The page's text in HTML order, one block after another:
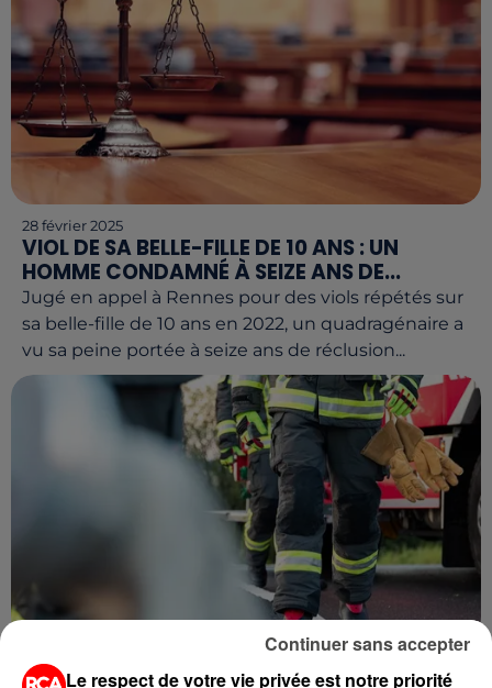
28 février 2025
VIOL DE SA BELLE-FILLE DE 10 ANS : UN
HOMME CONDAMNÉ À SEIZE ANS DE...
Jugé en appel à Rennes pour des viols répétés sur
sa belle-fille de 10 ans en 2022, un quadragénaire a
vu sa peine portée à seize ans de réclusion...
26 février 2025
Le respect de votre vie privée est notre priorité
Continuer sans accepter